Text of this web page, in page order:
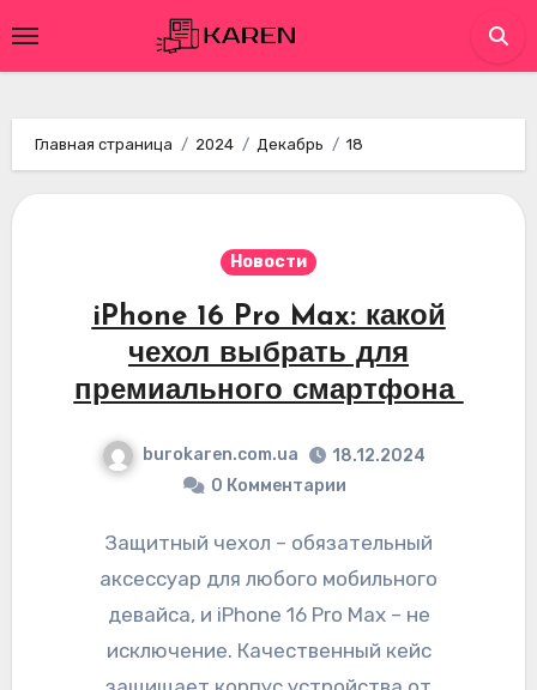
Главная страница 2024 Декабрь 18
Новости
iPhone 16 Pro Max: какой
чехол выбрать для
премиального смартфона
burokaren.com.ua
18.12.2024
0 Комментарии
Защитный чехол – обязательный
аксессуар для любого мобильного
девайса, и iPhone 16 Pro Max – не
исключение. Качественный кейс